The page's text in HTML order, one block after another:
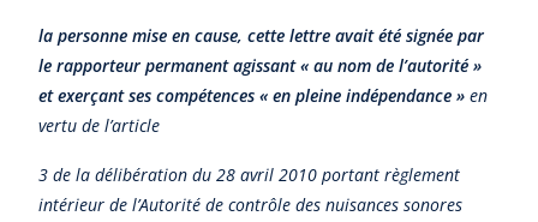
la personne mise en cause, cette lettre avait été signée par
le rapporteur permanent agissant « au nom de l’autorité »
et exerçant ses compétences « en pleine indépendance » en
vertu de l’article
3 de la délibération du 28 avril 2010 portant règlement
intérieur de l’Autorité de contrôle des nuisances sonores